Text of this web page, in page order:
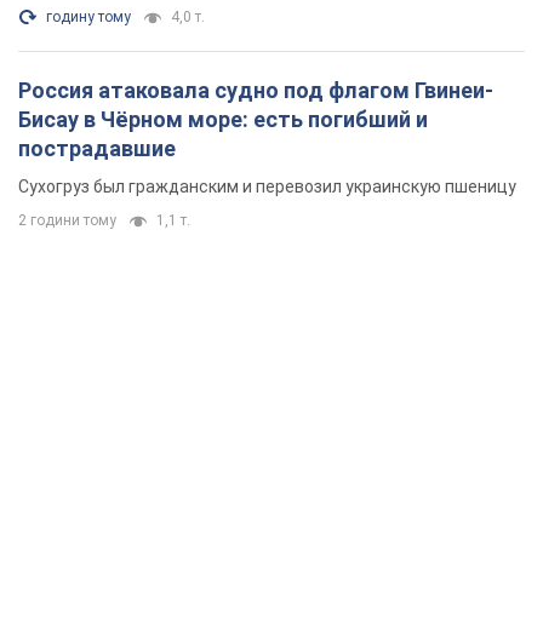
годину тому 4,0 т.
Россия атаковала судно под флагом Гвинеи-
Бисау в Чёрном море: есть погибший и
пострадавшие
Сухогруз был гражданским и перевозил украинскую пшеницу
2 години тому 1,1 т.